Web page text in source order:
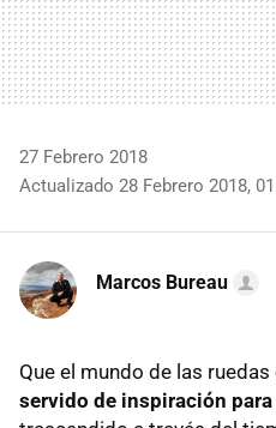
27 Febrero 2018
Actualizado 28 Febrero 2018,
Marcos Bureau
Que el mundo de las ruedas
servido de inspiración